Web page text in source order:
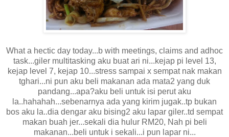
What a hectic day today...b with meetings, claims and adhoc
task...giler multitasking aku buat ari ni...kejap pi level 13,
kejap level 7, kejap 10...stress sampai x sempat nak makan
tghari...ni pun aku beli makanan ada mata2 yang duk
pandang...apa?aku beli untuk isi perut aku
la..hahahah...sebenarnya ada yang kirim jugak..tp bukan
bos aku la..dia dengar aku bising2 aku lapar giler..td sempat
makan buah jer...sekali dia hulur RM20, Nah pi beli
makanan...beli untuk i sekali...i pun lapar ni...